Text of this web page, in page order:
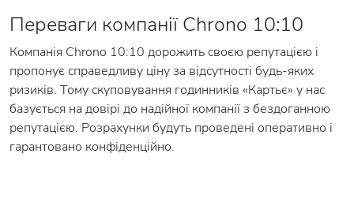
Переваги компанії Chrono 10:10
Компанія Chrono 10:10 дорожить своєю репутацією і
пропонує справедливу ціну за відсутності будь-яких
ризиків. Тому скуповування годинників «Картьє» у нас
базується на довірі до надійної компанії з бездоганною
репутацією. Розрахунки будуть проведені оперативно і
гарантовано конфіденційно.